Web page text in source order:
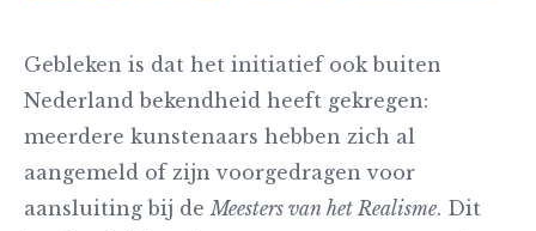
Gebleken is dat het initiatief ook buiten
Nederland bekendheid heeft gekregen:
meerdere kunstenaars hebben zich al
aangemeld of zijn voorgedragen voor
aansluiting bij deMeesters van het Realisme. Dit